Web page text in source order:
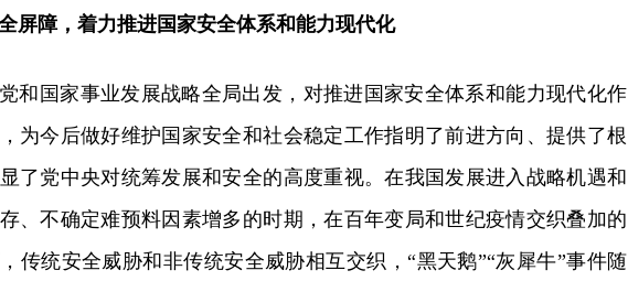
屏障，着力推进国家安全体系和能力现代化
和国家事业发展战略全局出发，对推进国家安全体系和能力现代化作
为今后做好维护国家安全和社会稳定工作指明了前进方向、提供了根
了党中央对统筹发展和安全的高度重视。在我国发展进入战略机遇和
、不确定难预料因素增多的时期，在百年变局和世纪疫情交织叠加的
传统安全威胁和非传统安全威胁相互交织，“黑天鹅”“灰犀牛”事件随